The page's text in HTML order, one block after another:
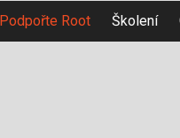
Podpořte Root Školení